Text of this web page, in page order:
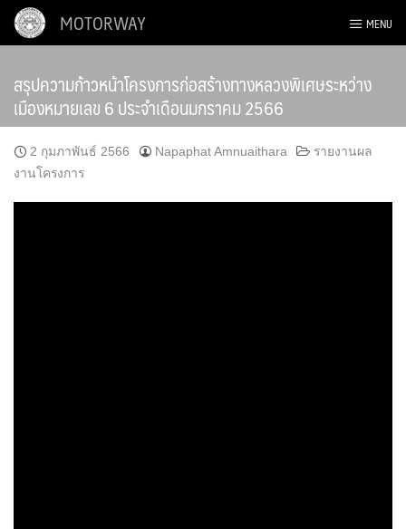
Skip
MOTORWAY MENU
สรุปความก้าวหน้าโครงการก่อสร้างทางหลวงพิเศษระหว่าง
เมืองหมายเลข 6 ประจำเดือนมกราคม 2566
2 กุมภาพันธ์ 2566 Napaphat Amnuaithara
รายงานผล
งานโครงการ